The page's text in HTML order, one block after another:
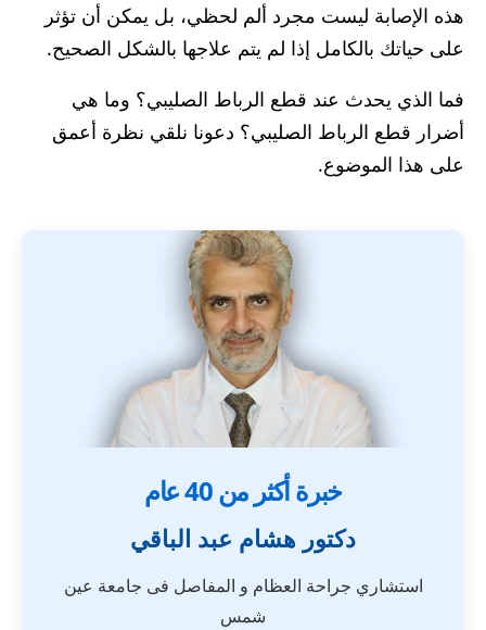
هذه الإصابة ليست مجرد ألم لحظي، بل يمكن أن تؤثر
على حياتك بالكامل إذا لم يتم علاجها بالشكل الصحيح.
فما الذي يحدث عند قطع الرباط الصليبي؟ وما هي
أضرار قطع الرباط الصليبي؟ دعونا نلقي نظرة أعمق
على هذا الموضوع.
خبرة أكثر من 40 عام
دكتور هشام عبد الباقي
استشاري جراحة العظام و المفاصل فى جامعة عين
شمس